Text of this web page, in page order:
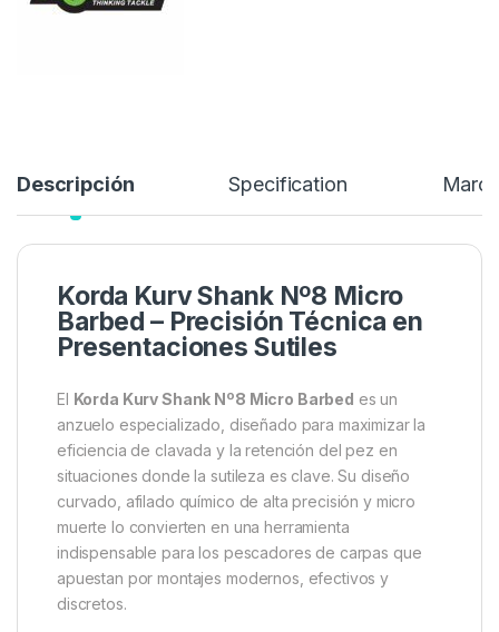
Descripción Specification Marca
Korda Kurv Shank Nº8 Micro
Barbed – Precisión Técnica en
Presentaciones Sutiles
El Korda Kurv Shank Nº8 Micro Barbed es un
anzuelo especializado, diseñado para maximizar la
eficiencia de clavada y la retención del pez en
situaciones donde la sutileza es clave. Su diseño
curvado, afilado químico de alta precisión y micro
muerte lo convierten en una herramienta
indispensable para los pescadores de carpas que
apuestan por montajes modernos, efectivos y
discretos.